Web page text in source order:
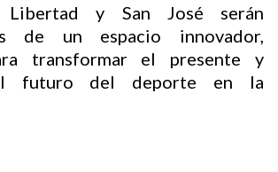
Libertad y San José serán
de un espacio innovador,
transformar el presente y
futuro del deporte en la